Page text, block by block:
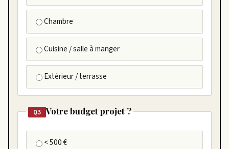
Chambre
Cuisine / salle à manger
Extérieur / terrasse
Q3 Votre budget projet ?
< 500 €